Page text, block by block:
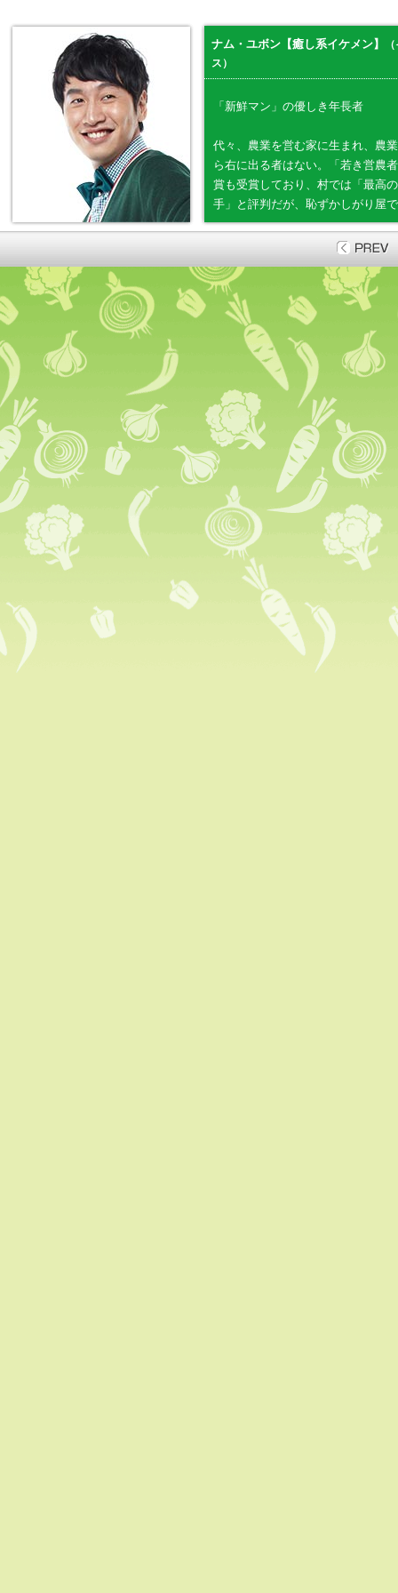
ナム・ユボン【癒し系イケメン】
ス）
「新鮮マン」の優しき年長者
代々、農業を営む家に生まれ、農
ら右に出る者はない。「若き営農
賞も受賞しており、村では「最高
手」と評判だが、恥ずかしがり屋
身。独り身の寂しさのため人恋し
●短所：人がよすぎて損をすること
●恋愛傾向：奥手で純情。好きにな
に尽くし、温かく見守るタイプ。